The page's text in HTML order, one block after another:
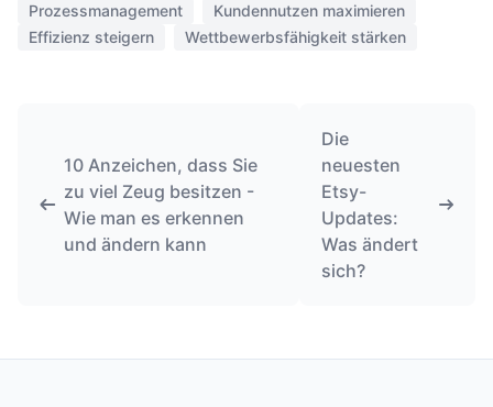
Prozessmanagement
Kundennutzen maximieren
Effizienz steigern
Wettbewerbsfähigkeit stärken
10 Anzeichen, dass Sie
zu viel Zeug besitzen -
Wie man es erkennen
und ändern kann
Die
neuesten
Etsy-
Updates:
Was ändert
sich?